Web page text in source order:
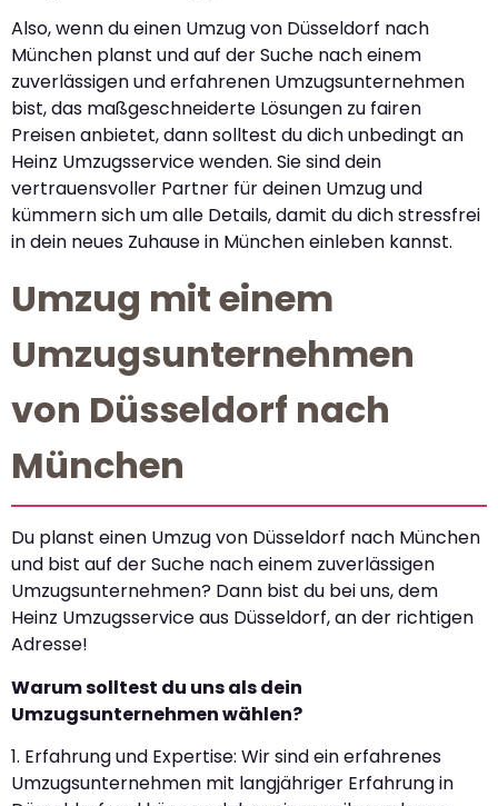
Also, wenn du einen Umzug von Düsseldorf nach
München planst und auf der Suche nach einem
zuverlässigen und erfahrenen Umzugsunternehmen
bist, das maßgeschneiderte Lösungen zu fairen
Preisen anbietet, dann solltest du dich unbedingt an
Heinz Umzugsservice wenden. Sie sind dein
vertrauensvoller Partner für deinen Umzug und
kümmern sich um alle Details, damit du dich stressfrei
in dein neues Zuhause in München einleben kannst.
Umzug mit einem
Umzugsunternehmen
von Düsseldorf nach
München
Du planst einen Umzug von Düsseldorf nach München
und bist auf der Suche nach einem zuverlässigen
Umzugsunternehmen? Dann bist du bei uns, dem
Heinz Umzugsservice aus Düsseldorf, an der richtigen
Adresse!
Warum solltest du uns als dein
Umzugsunternehmen wählen?
1. Erfahrung und Expertise: Wir sind ein erfahrenes
Umzugsunternehmen mit langjähriger Erfahrung in